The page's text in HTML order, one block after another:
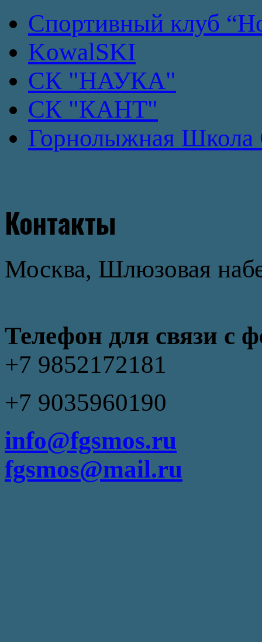
Спортивный клуб
KowalSKI
СК "НАУКА"
СК "КАНТ"
Горнолыжная Школа
Контакты
Москва, Шлюзовая
Телефон для связи с
+7 9852172181
+7 9035960190
info@fgsmos.ru
fgsmos@mail.ru